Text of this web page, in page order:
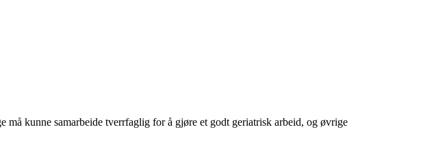
må kunne samarbeide tverrfaglig for å gjøre et godt geriatrisk arbeid, og øvrige